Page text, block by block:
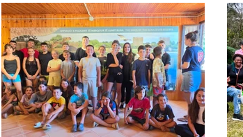
una presencia fuerte de Iglesia, una educación
más cualificada, un espacio de prevención
para los